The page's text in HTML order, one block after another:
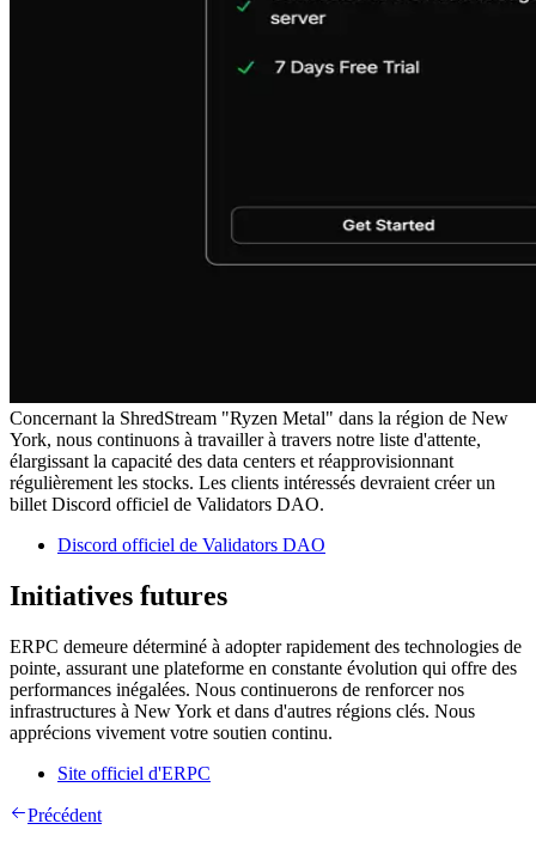
Concernant la ShredStream "Ryzen Metal" dans la région de New
York, nous continuons à travailler à travers notre liste d'attente,
élargissant la capacité des data centers et réapprovisionnant
régulièrement les stocks. Les clients intéressés devraient créer un
billet Discord officiel de Validators DAO.
Discord officiel de Validators DAO
Initiatives futures
ERPC demeure déterminé à adopter rapidement des technologies de
pointe, assurant une plateforme en constante évolution qui offre des
performances inégalées. Nous continuerons de renforcer nos
infrastructures à New York et dans d'autres régions clés. Nous
apprécions vivement votre soutien continu.
Site officiel d'ERPC
Précédent